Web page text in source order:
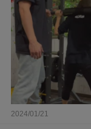
2024/01/21